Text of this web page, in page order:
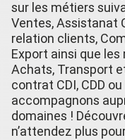
sur les métiers
Ventes, Assistanat
relation clients,
Export ainsi que les
Achats, Transport
contrat CDI, CDD
accompagnons
domaines !
n’attendez plus